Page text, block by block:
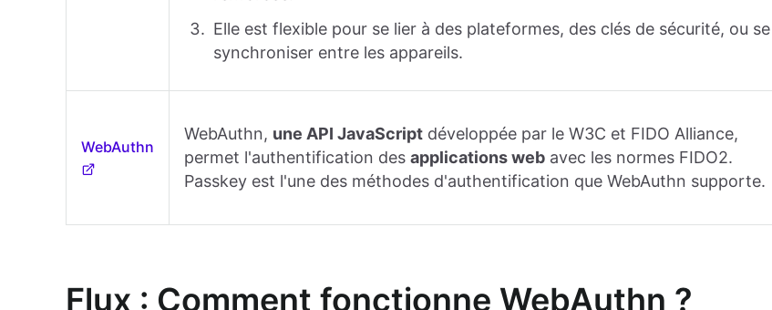
Elle est flexible pour se lier à des plateformes, des clés de sécurité, ou se
synchroniser entre les appareils.
WebAuthn
WebAuthn, une API JavaScript développée par le W3C et FIDO Alliance,
permet l'authentification des applications web avec les normes FIDO2.
Passkey est l'une des méthodes d'authentification que WebAuthn supporte.
Flux : Comment fonctionne WebAuthn ?